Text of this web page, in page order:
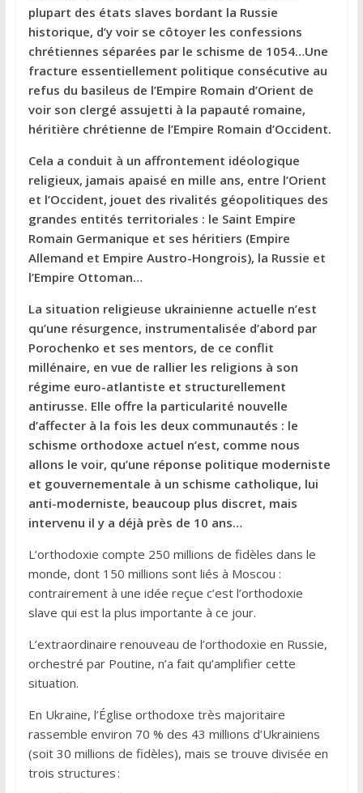
plupart des états slaves bordant la Russie
historique, d’y voir se côtoyer les confessions
chrétiennes séparées par le schisme de 1054…Une
fracture essentiellement politique consécutive au
refus du basileus de l’Empire Romain d’Orient de
voir son clergé assujetti à la papauté romaine,
héritière chrétienne de l’Empire Romain d’Occident.
Cela a conduit à un affrontement idéologique
religieux, jamais apaisé en mille ans, entre l’Orient
et l’Occident, jouet des rivalités géopolitiques des
grandes entités territoriales : le Saint Empire
Romain Germanique et ses héritiers (Empire
Allemand et Empire Austro-Hongrois), la Russie et
l’Empire Ottoman…
La situation religieuse ukrainienne actuelle n’est
qu’une résurgence, instrumentalisée d’abord par
Porochenko et ses mentors, de ce conflit
millénaire, en vue de rallier les religions à son
régime euro-atlantiste et structurellement
antirusse. Elle offre la particularité nouvelle
d’affecter à la fois les deux communautés : le
schisme orthodoxe actuel n’est, comme nous
allons le voir, qu’une réponse politique moderniste
et gouvernementale à un schisme catholique, lui
anti-moderniste, beaucoup plus discret, mais
intervenu il y a déjà près de 10 ans…
L’orthodoxie compte 250 millions de fidèles dans le
monde, dont 150 millions sont liés à Moscou :
contrairement à une idée reçue c’est l’orthodoxie
slave qui est la plus importante à ce jour.
L’extraordinaire renouveau de l’orthodoxie en Russie,
orchestré par Poutine, n’a fait qu’amplifier cette
situation.
En Ukraine, l’Église orthodoxe très majoritaire
rassemble environ 70 % des 43 millions d’Ukrainiens
(soit 30 millions de fidèles), mais se trouve divisée en
trois structures :